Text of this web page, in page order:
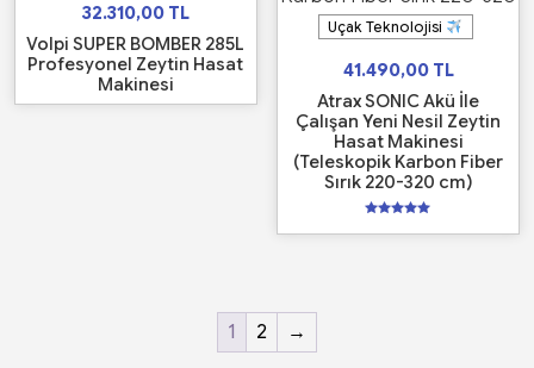
32.310,00 TL
Volpi SUPER BOMBER 285L
Profesyonel Zeytin Hasat
Makinesi
Uçak Teknolojisi
41.490,00 TL
Atrax SONIC Akü İle
Çalışan Yeni Nesil Zeytin
Hasat Makinesi
(Teleskopik Karbon Fiber
Sırık 220-320 cm)
üzerinden
1 2 →